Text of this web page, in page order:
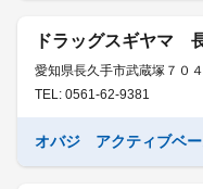
ドラッグスギヤマ
愛知県長久手市武蔵塚７０４
TEL: 0561-62-9381
オバジ アクティブベ